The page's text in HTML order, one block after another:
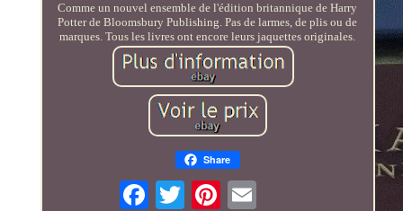
Comme un nouvel ensemble de l'édition britannique de Harry
Potter de Bloomsbury Publishing. Pas de larmes, de plis ou de
marques. Tous les livres ont encore leurs jaquettes originales.
Share